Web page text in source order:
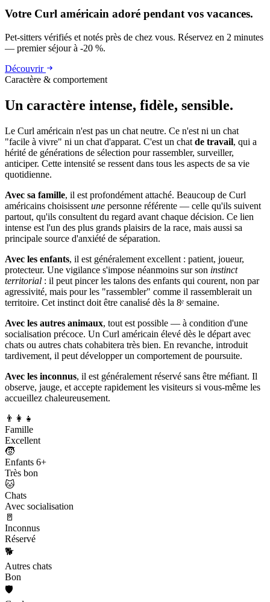
Votre Curl américain adoré pendant vos vacances.
Pet-sitters vérifiés et notés près de chez vous. Réservez en 2 minutes
— premier séjour à -20 %.
Découvrir
Caractère & comportement
Un caractère intense, fidèle, sensible.
Le Curl américain n'est pas un chat neutre. Ce n'est ni un chat
"facile à vivre" ni un chat d'apparat. C'est un chat de travail, qui a
hérité de générations de sélection pour rassembler, surveiller,
anticiper. Cette intensité se ressent dans tous les aspects de sa vie
quotidienne.
Avec sa famille, il est profondément attaché. Beaucoup de Curl
américains choisissent une personne référente — celle qu'ils suivent
partout, qu'ils consultent du regard avant chaque décision. Ce lien
intense est l'un des plus grands plaisirs de la race, mais aussi sa
principale source d'anxiété de séparation.
Avec les enfants, il est généralement excellent : patient, joueur,
protecteur. Une vigilance s'impose néanmoins sur son instinct
territorial : il peut pincer les talons des enfants qui courent, non par
agressivité, mais pour les "rassembler" comme il rassemblerait un
territoire. Cet instinct doit être canalisé dès la 8ᵉ semaine.
Avec les autres animaux, tout est possible — à condition d'une
socialisation précoce. Un Curl américain élevé dès le départ avec
chats ou autres chats cohabitera très bien. En revanche, introduit
tardivement, il peut développer un comportement de poursuite.
Avec les inconnus, il est généralement réservé sans être méfiant. Il
observe, jauge, et accepte rapidement les visiteurs si vous-même les
accueillez chaleureusement.
👨‍👩‍👧
Famille
Excellent
🧒
Enfants 6+
Très bon
🐱
Chats
Avec socialisation
🚪
Inconnus
Réservé
🐕
Autres chats
Bon
🛡️